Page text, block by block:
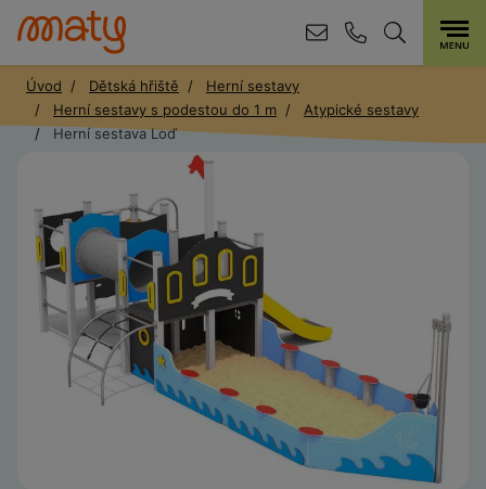
Úvod Dětská hřiště
Herní sestavy
Herní sestavy s podestou do 1 m
Atypické sestavy
Herní sestava Loď